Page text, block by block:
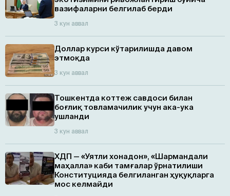
вазифаларни белгилаб берди
3 кун аввал
Доллар курси кўтарилишда давом
этмоқда
3 кун аввал
Тошкентда коттеж савдоси билан
боғлиқ товламачилик учун ака-ука
ушланди
3 кун аввал
ХДП — «Уятли хонадон», «Шармандали
маҳалла» каби тамғалар ўрнатилиши
Конституцияда белгиланган ҳуқуқларга
мос келмайди